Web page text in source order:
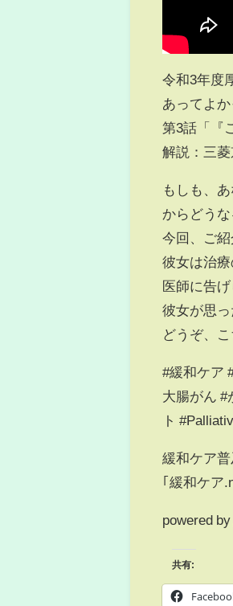
令和3年度
あってよ
第3話「『
解説：三
もしも、
からどう
今回、ご
彼女は治
医師に告げ
彼女が思
どうぞ、
#緩和ケア
大腸がん #
ト
緩和ケア
｢緩和ケア
powered by
共有: